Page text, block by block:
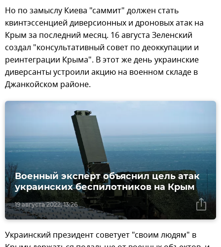
Но по замыслу Киева "саммит" должен стать
квинтэссенцией диверсионных и дроновых атак на
Крым за последний месяц. 16 августа Зеленский
создал "консультативный совет по деоккупации и
реинтеграции Крыма". В этот же день украинские
диверсанты устроили акцию на военном складе в
Джанкойском районе.
19 августа 2022, 13:26
Военный эксперт объяснил цель атак
украинских беспилотников на Крым
Украинский президент советует "своим людям" в